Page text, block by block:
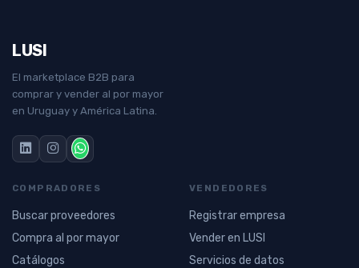
LUSI
El marketplace B2B para
comprar y vender al por mayor
en Uruguay y América Latina.
COMPRADORES
Buscar proveedores
Compra al por mayor
Catálogos
VENDEDORES
Registrar empresa
Vender en LUSI
Servicios de datos